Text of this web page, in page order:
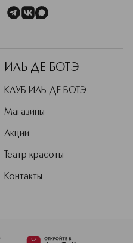
ИЛЬ ДЕ БОТЭ
КЛУБ ИЛЬ ДЕ БОТЭ
Магазины
Акции
Театр красоты
Контакты